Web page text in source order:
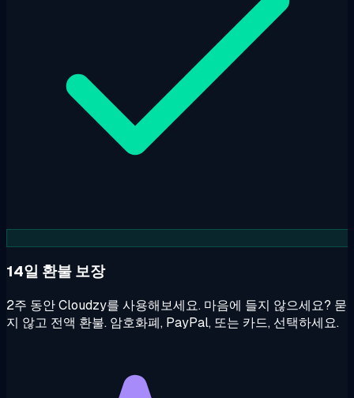
14일 환불 보장
2주 동안 Cloudzy를 사용해보세요. 마음에 들지 않으세요? 묻
지 않고 전액 환불. 암호화폐, PayPal, 또는 카드, 선택하세요.